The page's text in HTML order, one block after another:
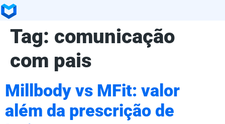
Tag: comunicação
com pais
Millbody vs MFit: valor
além da prescrição de